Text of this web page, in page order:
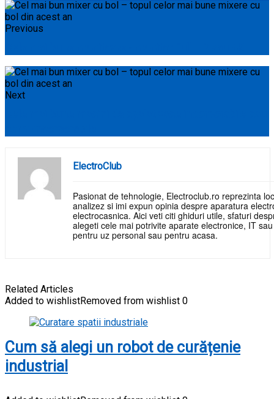
Previous
Next
ElectroClub
Pasionat de tehnologie, Electroclub.ro reprezinta
analizez si imi expun opinia despre aparatura
electrocasnica. Aici veti citi ghiduri utile, sfaturi
alegeti cele mai potrivite aparate electronice, IT
pentru uz personal sau pentru acasa.
Related Articles
Added to wishlistRemoved from wishlist 0
Cum să alegi un robot de curățenie
industrial